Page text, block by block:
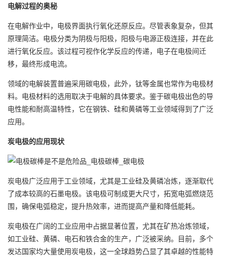
电解过程的奥秘
在电解作业中，电极界面执行氧化还原反应。尽管表象复杂，但其
原理简洁。电极分类为阴极与阳极，阳极与电源正极连接，并在此
进行氧化反应。该过程可视作化学反应的传递，电子在电极间迁
移，最终形成电流。
领域的电解装置普遍采用碳电极，此外，钛等金属也常作为电极材
料。电极材料的选用取决于电解的具体要求。鉴于碳电极出色的导
电性能和耐高温特性，它在钢铁、硅和黄磷等工业领域得到了广泛
应用。
炭电极的应用现状
炭电极广泛应用于工业领域，尤其是工业硅及黄磷冶炼，逐渐取代
了成本较高的石墨电极。该电极可制成更大尺寸，拓宽电弧燃烧范
围，确保电弧稳定，提升热效率，进而提高产量和降低能耗。
炭电极在广阔的工业应用中占据显著位置，尤其在矿热冶炼领域，
如工业硅、黄磷、电石和铁合金的生产，广泛被采纳。目前，多个
发达国家均大量使用炭电极，这一全球趋势凸显了其卓越的性能特